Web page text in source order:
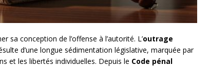
sa conception de l’offense à l’autorité. L’outrage
d’une longue sédimentation législative, marquée par
et les libertés individuelles. Depuis le Code pénal